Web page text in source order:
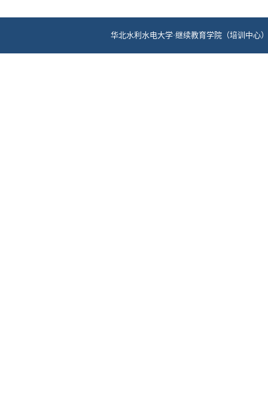
华北水利水电大学·继续教育学院（培训中